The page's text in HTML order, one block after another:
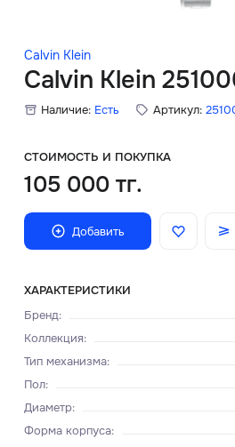
Calvin Klein
Calvin Klein
Наличие: Есть Артикул:
СТОИМОСТЬ И ПОКУПКА
105 000 тг.
Добавить
ХАРАКТЕРИСТИКИ
Бренд:
Коллекция:
Тип механизма:
Пол:
Диаметр:
Форма корпуса:
Главная
О нас